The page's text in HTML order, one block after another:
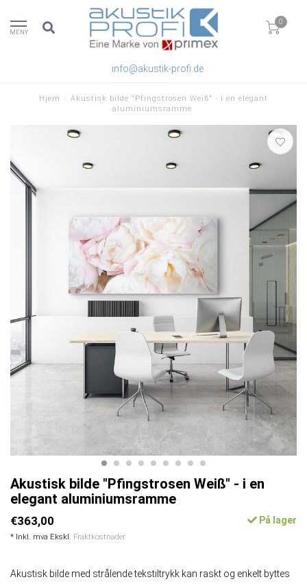
MENY
0
info@akustik-profi.de
Hjem
Akustisk bilde "Pfingstrosen Weiß" - i en elegant
aluminiumsramme
Akustisk bilde "Pfingstrosen Weiß" - i en
elegant aluminiumsramme
€363,00
* Inkl. mva Ekskl. Fraktkostnader
På lager
Akustisk bilde med strålende tekstiltrykk kan raskt og enkelt byttes